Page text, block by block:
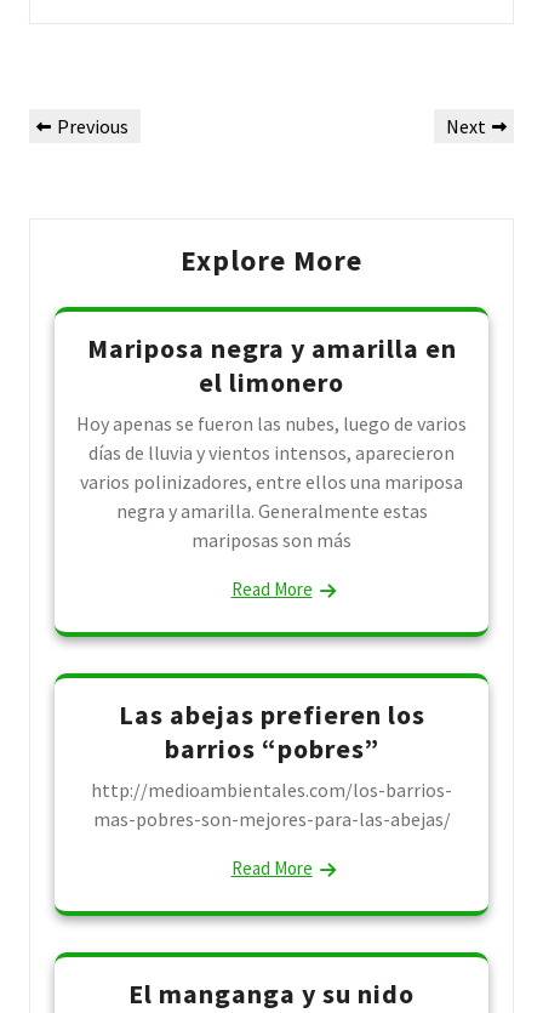
navigation
Previous
Previous
Next
Next
Explore More
Mariposa negra y amarilla en
el limonero
Hoy apenas se fueron las nubes, luego de varios
días de lluvia y vientos intensos, aparecieron
varios polinizadores, entre ellos una mariposa
negra y amarilla. Generalmente estas
mariposas son más
Read More
Las abejas prefieren los
barrios “pobres”
http://medioambientales.com/los-barrios-
mas-pobres-son-mejores-para-las-abejas/
Read More
El manganga y su nido